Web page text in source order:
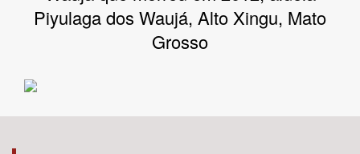
Tema
Subtema
Piyulaga dos Waujá, Alto Xingu, Mato
Grosso